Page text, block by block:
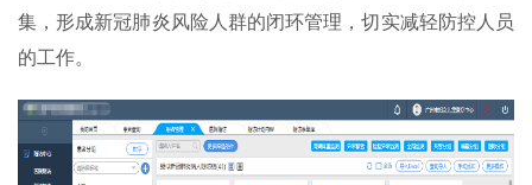
集，形成新冠肺炎风险人群的闭环管理，切实减轻防控人员
的工作。